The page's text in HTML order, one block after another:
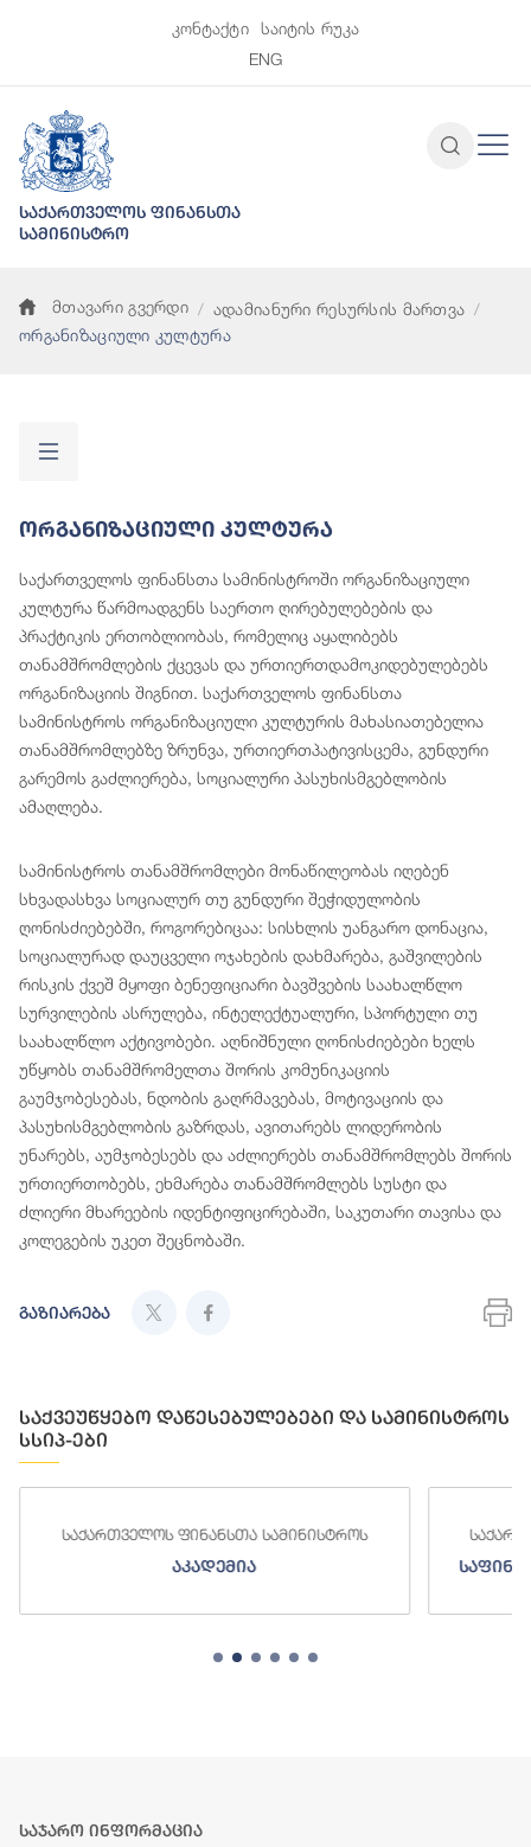
კონტაქტი
საიტის რუკა
ENG
საქართველოს ფინანსთა
სამინისტრო
მთავარი გვერდი
ადამიანური რესურსის მართვა
ორგანიზაციული კულტურა
Ორგანიზაციული Კულტურა
საქართველოს ფინანსთა სამინისტროში ორგანიზაციული
კულტურა წარმოადგენს საერთო ღირებულებების და
პრაქტიკის ერთობლიობას, რომელიც აყალიბებს
თანამშრომლების ქცევას და ურთიერთდამოკიდებულებებს
ორგანიზაციის შიგნით. საქართველოს ფინანსთა
სამინისტროს ორგანიზაციული კულტურის მახასიათებელია
თანამშრომლებზე ზრუნვა, ურთიერთპატივისცემა, გუნდური
გარემოს გაძლიერება, სოციალური პასუხისმგებლობის
ამაღლება.
სამინისტროს თანამშრომლები მონაწილეობას იღებენ
სხვადასხვა სოციალურ თუ გუნდური შეჭიდულობის
ღონისძიებებში, როგორებიცაა: სისხლის უანგარო დონაცია,
სოციალურად დაუცველი ოჯახების დახმარება, გაშვილების
რისკის ქვეშ მყოფი ბენეფიციარი ბავშვების საახალწლო
სურვილების ასრულება, ინტელექტუალური, სპორტული თუ
საახალწლო აქტივობები. აღნიშნული ღონისძიებები ხელს
უწყობს თანამშრომელთა შორის კომუნიკაციის
გაუმჯობესებას, ნდობის გაღრმავებას, მოტივაციის და
პასუხისმგებლობის გაზრდას, ავითარებს ლიდერობის
უნარებს, აუმჯობესებს და აძლიერებს თანამშრომლებს შორის
ურთიერთობებს, ეხმარება თანამშრომლებს სუსტი და
ძლიერი მხარეების იდენტიფიცირებაში, საკუთარი თავისა და
კოლეგების უკეთ შეცნობაში.
გაზიარება
საქვეუწყებო დაწესებულებები და სამინისტროს
სსიპ-ები
საქართველოს ფინანსთა სამინისტროს
აკადემია
საჯარო ინფორმაცია